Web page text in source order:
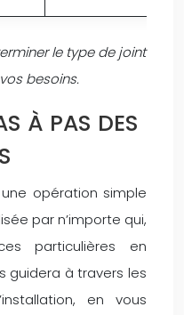
le type de joint
besoins.
À PAS DES
une opération simple
par n’importe qui,
particulières en
guidera à travers les
en vous